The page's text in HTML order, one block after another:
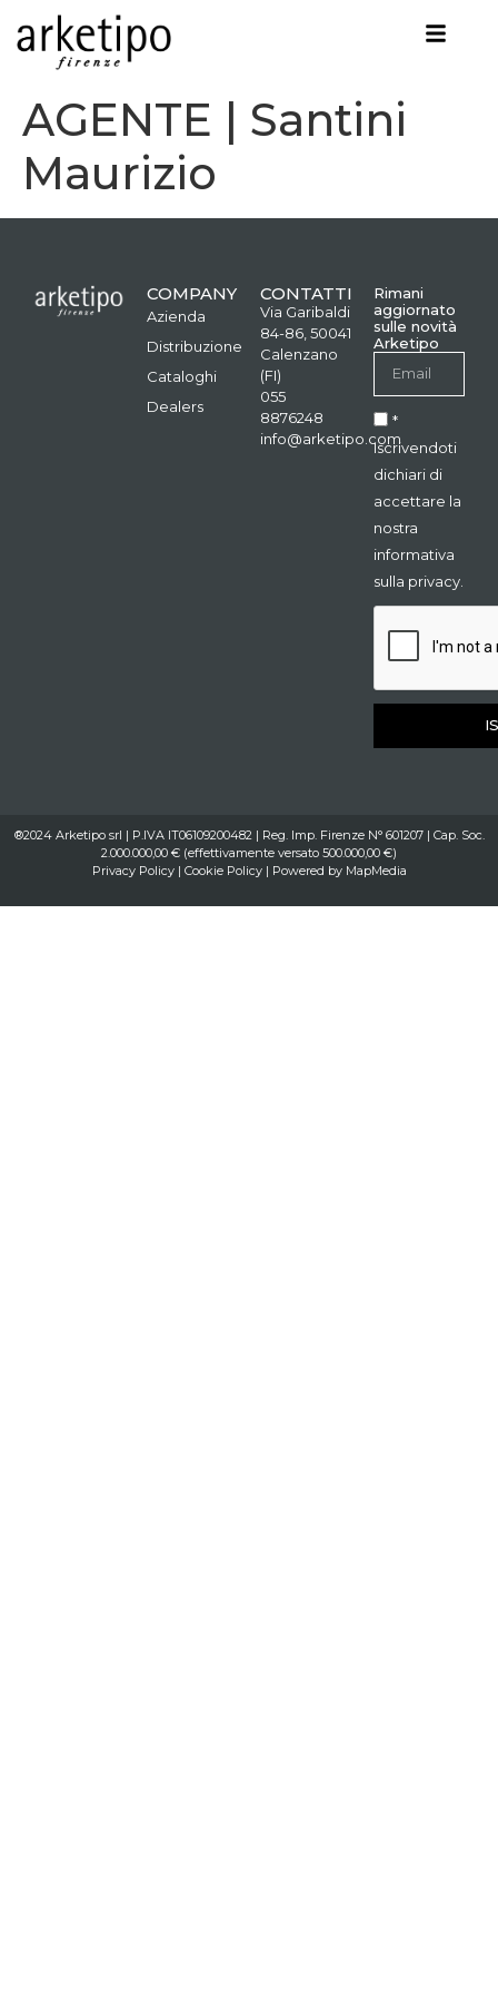
AGENTE | Santini
Maurizio
COMPANY
Azienda
Distribuzione
Cataloghi
Dealers
CONTATTI
Via Garibaldi
84-86, 50041
Calenzano
(FI)
055
8876248
info@arketipo.com
Rimani
aggiornato
sulle novità
Arketipo
*
Iscrivendoti
dichiari di
accettare la
nostra
informativa
sulla privacy.
®2024 Arketipo srl | P.IVA IT06109200482 | Reg. Imp. Firenze N° 601207 | Cap. Soc.
2.000.000,00 € (effettivamente versato 500.000,00 €)
Privacy Policy| Cookie Policy| Powered by MapMedia